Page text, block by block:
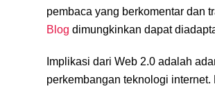
pembaca yang berkomentar dan
Blog dimungkinkan dapat
Implikasi dari Web 2.0 adalah
perkembangan teknologi